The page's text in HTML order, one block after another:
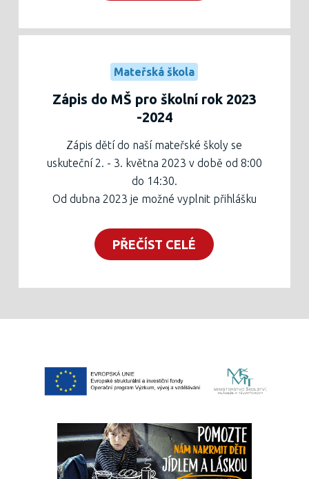
neváhejte obrátit (Mgr. Vladimíra Otisková,
Mateřská škola
Zápis do MŠ pro školní rok 2023
-2024
Zápis dětí do naší mateřské školy se
uskuteční 2. - 3. května 2023 v době od 8:00
do 14:30.
Od dubna 2023 je možné vyplnit přihlášku
Přihlášku je poté potřeba vytisknout, nechat
potvrdit od lékaře a ve výše uvedeném
spolu s rodným listem dítěte a občanským
let.
vygenerovanými registračními čísly u vchodu
do ZŠ a na webových stránkách MŠ.
V případě jakýchkoli dotazů se na nás
PŘEČÍST CELÉ